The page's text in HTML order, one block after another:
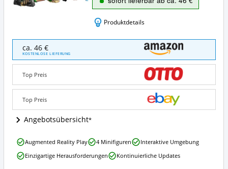
Produktdetails
Lego
Hidden
Side
70420
Geheimnisvoller
Friedhof
Angebote:
Wo
ist
dieses
Hidden
Side
erhältlich?
ca. 46 €
KOSTENLOSE LIEFERUNG
Top Preis
Top Preis
Angebotsübersicht
Lego
Hidden
Side
Augmented Reality Play 4 Minifiguren
Interaktive Umgebung
Einzigartige Herausforderungen
Kontinuierliche Updates